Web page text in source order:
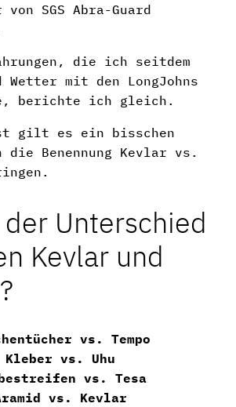
von SGS Abra-Guard
die ich seitdem
Wetter mit den LongJohns
berichte ich gleich.
gilt es ein bisschen
Benennung Kevlar vs.
Unterschied
Kevlar und
vs. Tempo
Kleber vs. Uhu
vs. Tesa
vs. Kevlar